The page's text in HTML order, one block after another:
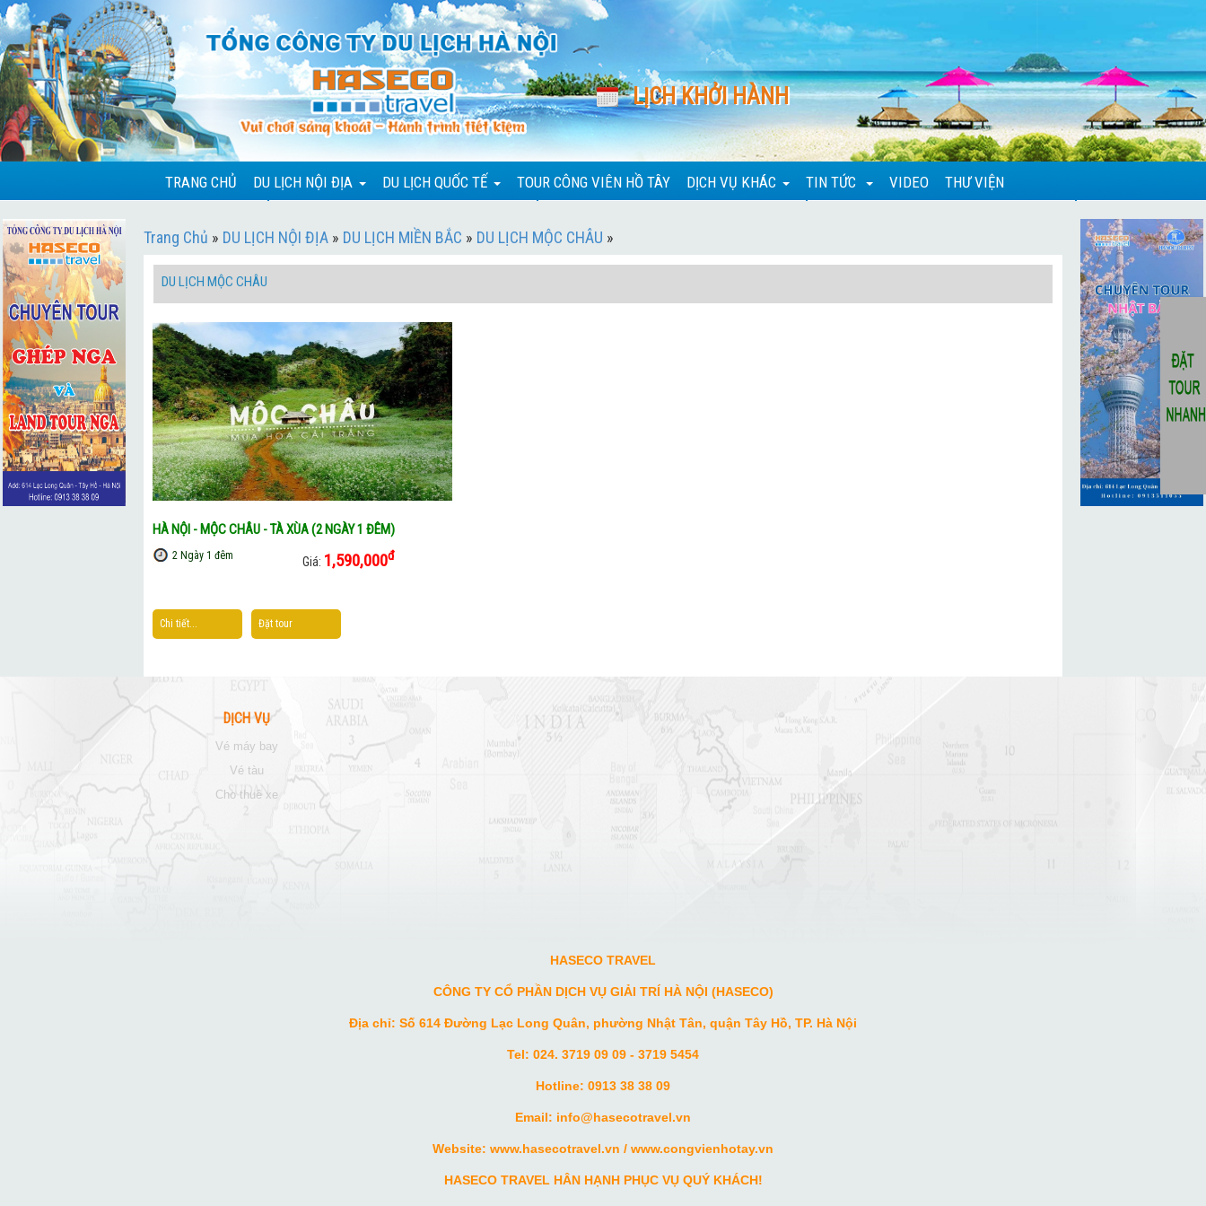
LỊCH KHỞI HÀNH
TRANG CHỦ DU LỊCH NỘI ĐỊA DU LỊCH QUỐC TẾ TOUR CÔNG VIÊN HỒ TÂY DỊCH VỤ KHÁC TIN TỨC VIDEO THƯ VIỆN
Trang Chủ » DU LỊCH NỘI ĐỊA » DU LỊCH MIỀN BẮC » DU LỊCH MỘC CHÂU »
DU LỊCH MỘC CHÂU
HÀ NỘI - MỘC CHÂU - TÀ XÙA (2 NGÀY 1 ĐÊM)
2 Ngày 1 đêm Giá: 1,590,000đ
Chi tiết... Đặt tour
DỊCH VỤ
vé máy bay
vé tàu
cho thuê xe
HASECO TRAVEL
CÔNG TY CỔ PHẦN DỊCH VỤ GIẢI TRÍ HÀ NỘI (HASECO)
Địa chỉ: Số 614 Đường Lạc Long Quân, phường Nhật Tân, quận Tây Hồ, TP. Hà Nội
Tel: 024. 3719 09 09 - 3719 5454
Hotline: 0913 38 38 09
Email: info@hasecotravel.vn
Website: www.hasecotravel.vn / www.congvienhotay.vn
HASECO TRAVEL HÂN HẠNH PHỤC VỤ QUÝ KHÁCH!